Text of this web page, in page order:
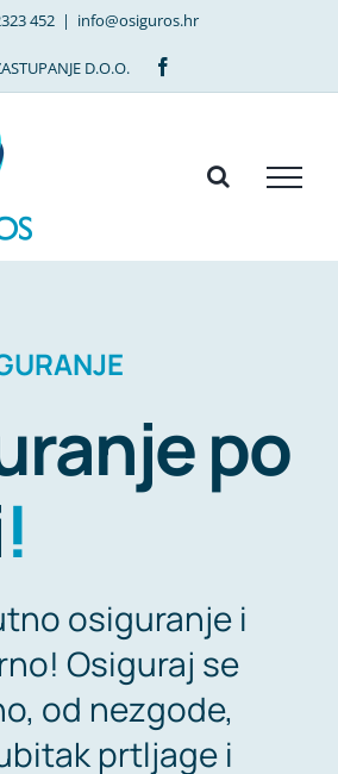
452 | info@osiguros.hr
po
!
osiguranje i
Osiguraj se
od nezgode,
prtljage i